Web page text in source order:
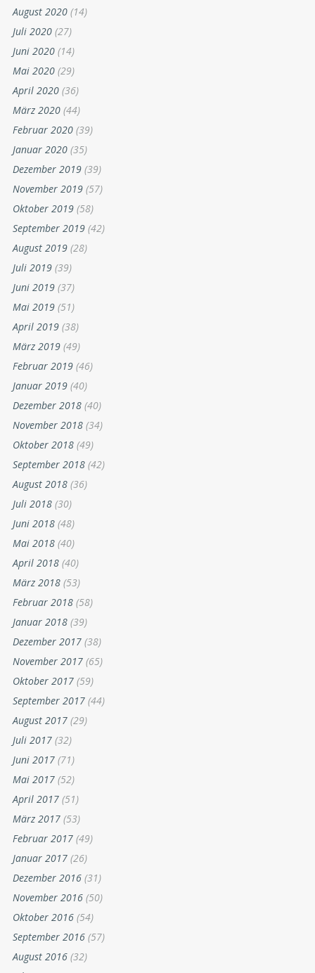
August 2020 (14)
Juli 2020 (27)
Juni 2020 (14)
Mai 2020 (29)
April 2020 (36)
März 2020 (44)
Februar 2020 (39)
Januar 2020 (35)
Dezember 2019 (39)
November 2019 (57)
Oktober 2019 (58)
September 2019 (42)
August 2019 (28)
Juli 2019 (39)
Juni 2019 (37)
Mai 2019 (51)
April 2019 (38)
März 2019 (49)
Februar 2019 (46)
Januar 2019 (40)
Dezember 2018 (40)
November 2018 (34)
Oktober 2018 (49)
September 2018 (42)
August 2018 (36)
Juli 2018 (30)
Juni 2018 (48)
Mai 2018 (40)
April 2018 (40)
März 2018 (53)
Februar 2018 (58)
Januar 2018 (39)
Dezember 2017 (38)
November 2017 (65)
Oktober 2017 (59)
September 2017 (44)
August 2017 (29)
Juli 2017 (32)
Juni 2017 (71)
Mai 2017 (52)
April 2017 (51)
März 2017 (53)
Februar 2017 (49)
Januar 2017 (26)
Dezember 2016 (31)
November 2016 (50)
Oktober 2016 (54)
September 2016 (57)
August 2016 (32)